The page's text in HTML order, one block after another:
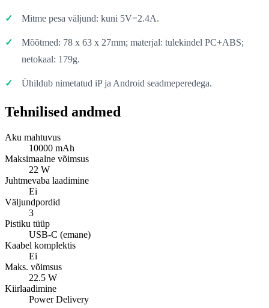
Mitme pesa väljund: kuni 5V=2.4A.
Mõõtmed: 78 x 63 x 27mm; materjal: tulekindel PC+ABS;
netokaal: 179g.
Ühildub nimetatud iP ja Android seadmeperedega.
Tehnilised andmed
Aku mahtuvus
10000 mAh
Maksimaalne võimsus
22 W
Juhtmevaba laadimine
Ei
Väljundpordid
3
Pistiku tüüp
USB-C (emane)
Kaabel komplektis
Ei
Maks. võimsus
22.5 W
Kiirlaadimine
Power Delivery